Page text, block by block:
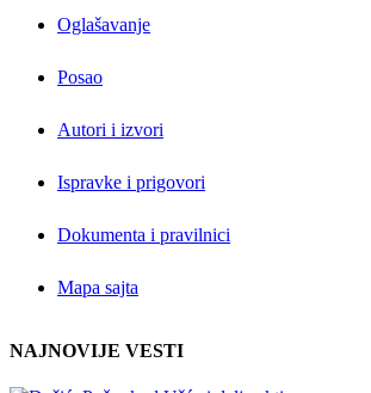
Oglašavanje
Posao
Autori i izvori
Ispravke i prigovori
Dokumenta i pravilnici
Mapa sajta
NAJNOVIJE VESTI